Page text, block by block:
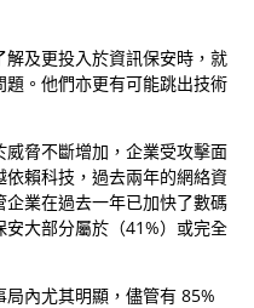
及更投入於資訊保安時，就
。他們亦更有可能跳出技術
脅不斷增加，企業受攻擊面
賴科技，過去兩年的網絡資
業在過去一年已加快了數碼
大部分屬於（41%）或完全
內尤其明顯，儘管有 85%